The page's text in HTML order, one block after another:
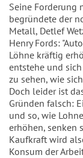
Seine Forderung
begründete der
Metall, Detlef
Henry Fords:
Löhne kräftig
entstehe und
zu sehen, wie
Doch leider ist
Gründen falsch:
und so, wie
erhöhen, senken
Kaufkraft wird
Konsum der